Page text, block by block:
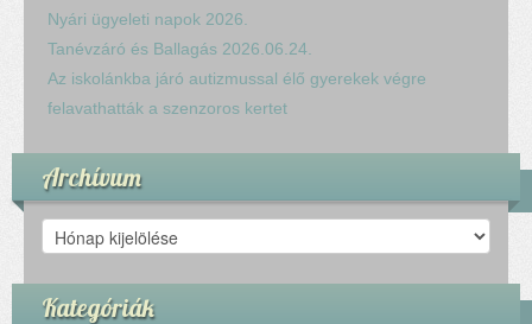
Nyári ügyeleti napok 2026.
Tanévzáró és Ballagás 2026.06.24.
Az iskolánkba járó autizmussal élő gyerekek végre
felavathatták a szenzoros kertet
Archívum
Archívum
Kategóriák